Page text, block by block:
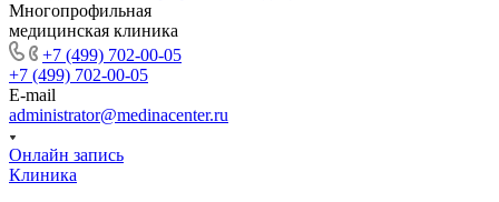
Многопрофильная
медицинская клиника
+7 (499) 702-00-05
+7 (499) 702-00-05
E-mail
administrator@medinacenter.ru
Онлайн запись
Клиника